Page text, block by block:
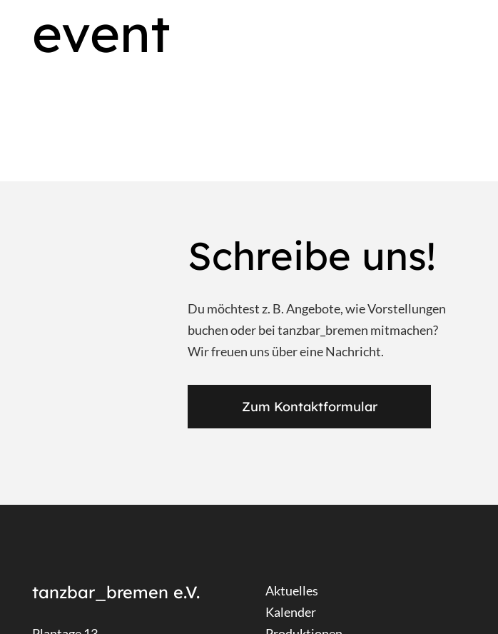
event
Schreibe uns!
Du möchtest z. B. Angebote, wie Vorstellungen
buchen oder bei tanzbar_bremen mitmachen?
Wir freuen uns über eine Nachricht.
Zum Kontaktformular
tanzbar_bremen e.V.
Aktuelles
Kalender